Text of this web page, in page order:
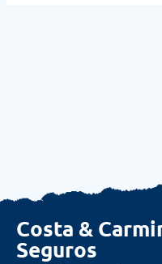
Costa &
Seguros